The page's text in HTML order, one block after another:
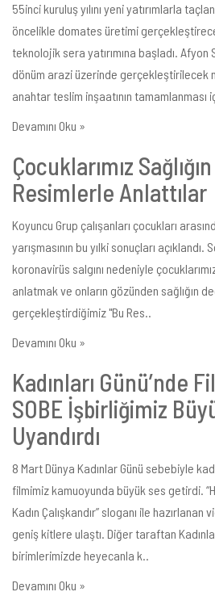
55inci kuruluş yılını yeni yatırımlarla
öncelikle domates üretimi
teknolojik sera yatırımına başladı. Afyon
dönüm arazi üzerinde gerçekleştirilecek
anahtar teslim inşaatının tamamlanması
Devamını Oku »
Çocuklarımız
Resimlerle Anlattılar
Koyuncu Grup çalışanları çocukları
yarışmasının bu yılki sonuçları açıklandı.
koronavirüs salgını nedeniyle
anlatmak ve onların gözünden sağlığın
gerçekleştirdiğimiz "Bu Res..
Devamını Oku »
Kadınları Günü’nde
SOBE İşbirliğimiz
Uyandırdı
8 Mart Dünya Kadınlar Günü sebebiyle
filmimiz kamuoyunda büyük ses getirdi.
Kadın Çalışkandır” sloganı ile
geniş kitlere ulaştı. Diğer taraftan
birimlerimizde heyecanla k..
Devamını Oku »